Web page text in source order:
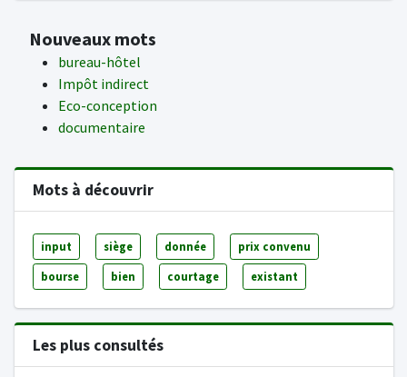
Nouveaux mots
bureau-hôtel
Impôt indirect
Eco-conception
documentaire
Mots à découvrir
input siège donnée prix convenu
bourse bien courtage existant
Les plus consultés